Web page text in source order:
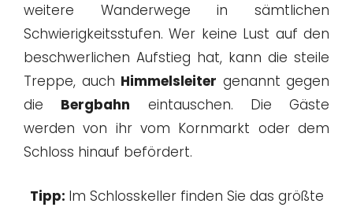
weitere Wanderwege in sämtlichen
Schwierigkeitsstufen. Wer keine Lust auf den
beschwerlichen Aufstieg hat, kann die steile
Treppe, auch Himmelsleiter genannt gegen
die Bergbahn eintauschen. Die Gäste
werden von ihr vom Kornmarkt oder dem
Schloss hinauf befördert.
Tipp: Im Schlosskeller finden Sie das größte